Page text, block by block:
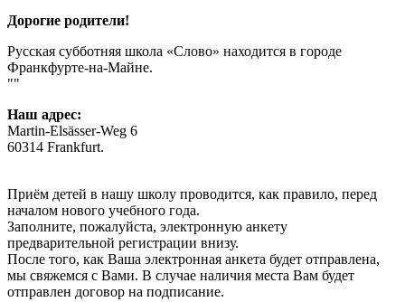
Дорогие родители!
Русская субботняя школа «Слово» находится в городе
Франкфурте-на-Майне.
Наш адрес:
Martin-Elsässer-Weg 6
60314 Frankfurt.
Приём детей в нашу школу проводится, как правило, перед
началом нового учебного года.
Заполните, пожалуйста, электронную анкету
предварительной регистрации внизу.
После того, как Ваша электронная анкета будет отправлена,
мы свяжемся с Вами. В случае наличия места Вам будет
отправлен договор на подписание.